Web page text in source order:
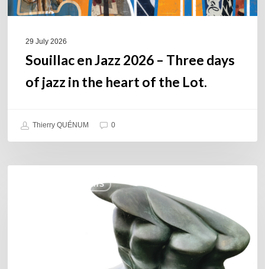
the
29 July 2026
Souillac en Jazz 2026 – Three days
of jazz in the heart of the Lot.
Thierry QUÉNUM 0
COULEURS JAZZ HITS